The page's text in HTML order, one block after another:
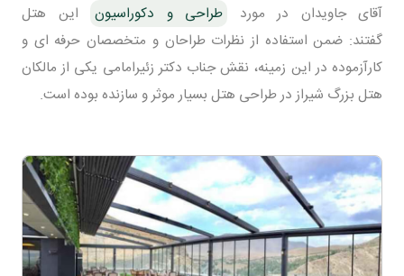
آقای جاویدان در مورد طراحی و دکوراسیون
این هتل
گفتند: ضمن استفاده از نظرات طراحان و متخصصان حرفه ای و
کارآزموده در این زمینه، نقش جناب دکتر زئیرامامی یکی از مالکان
هتل بزرگ شیراز در طراحی هتل بسیار موثر و سازنده بوده است.